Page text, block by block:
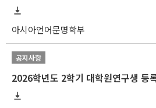
아시아언어문명학부
공지사항
2026학년도 2학기 대학원연구생 등